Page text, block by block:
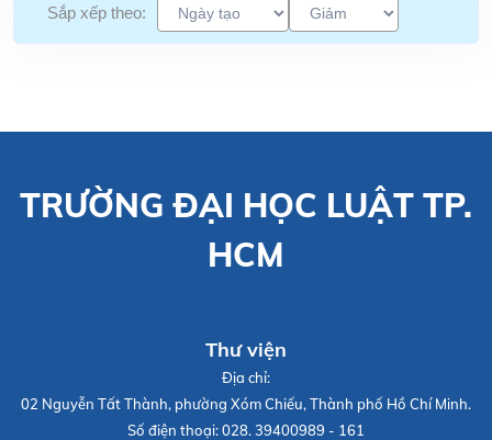
Sắp xếp theo:
TRƯỜNG ĐẠI HỌC LUẬT TP.
HCM
Thư viện
Địa chỉ:
02 Nguyễn Tất Thành, phường Xóm Chiếu, Thành phố Hồ Chí Minh.
Số điện thoại:028. 39400989 - 161